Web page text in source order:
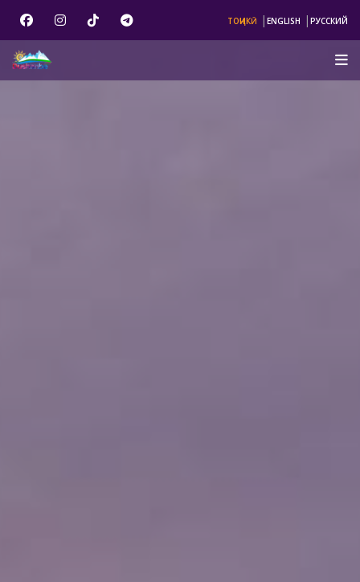
ТОҶИКӢ | ENGLISH | РУССКИЙ